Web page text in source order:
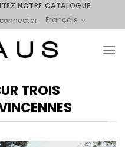
NOTRE CATALOGUE
Français
TROIS